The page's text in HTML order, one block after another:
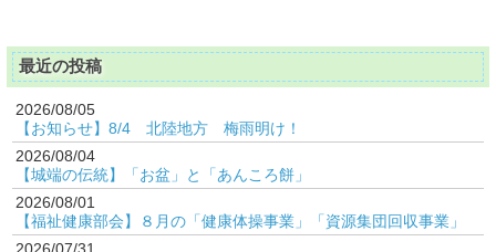
最近の投稿
2026/08/05
【お知らせ】8/4 北陸地方 梅雨明け！
2026/08/04
【城端の伝統】「お盆」と「あんころ餅」
2026/08/01
【福祉健康部会】８月の「健康体操事業」「資源集団回収事業」
2026/07/31